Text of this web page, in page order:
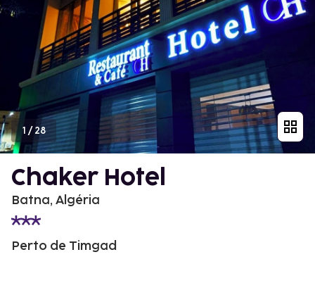
1 /28
Chaker Hotel
Batna, Algéria
Perto de Timgad